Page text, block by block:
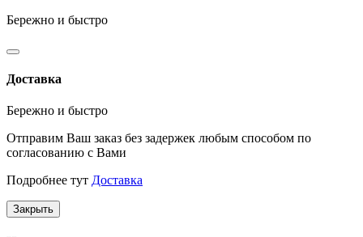
Бережно и быстро
Доставка
Бережно и быстро
Отправим Ваш заказ без задержек любым способом по
согласованию с Вами
Подробнее тут Доставка
Закрыть